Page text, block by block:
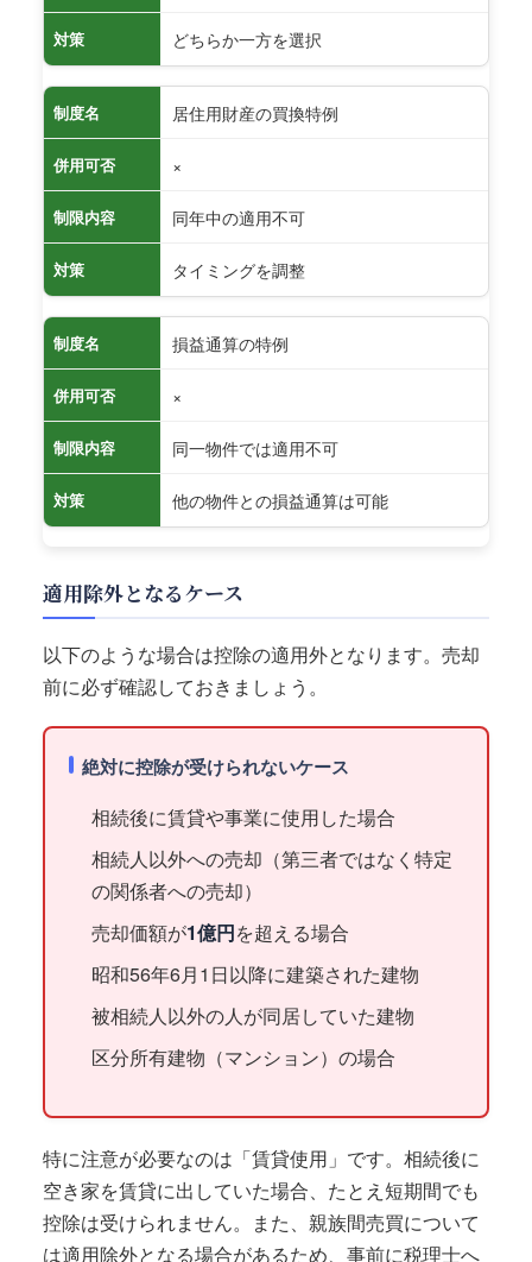
対策 どちらか一方を選択
制度名 居住用財産の買換特例
併用可否 ×
制限内容 同年中の適用不可
対策 タイミングを調整
制度名 損益通算の特例
併用可否 ×
制限内容 同一物件では適用不可
対策 他の物件との損益通算は可能
適用除外となるケース
以下のような場合は控除の適用外となります。売却
前に必ず確認しておきましょう。
絶対に控除が受けられないケース
相続後に賃貸や事業に使用した場合
相続人以外への売却（第三者ではなく特定
の関係者への売却）
売却価額が1億円を超える場合
昭和56年6月1日以降に建築された建物
被相続人以外の人が同居していた建物
区分所有建物（マンション）の場合
特に注意が必要なのは「賃貸使用」です。相続後に
空き家を賃貸に出していた場合、たとえ短期間でも
控除は受けられません。また、親族間売買について
は適用除外となる場合があるため、事前に税理士へ